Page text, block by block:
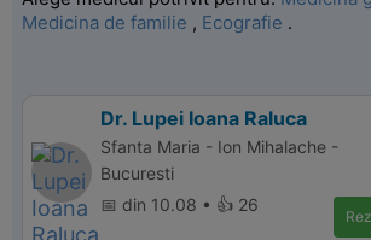
Medicina de familie , Ecografie .
Dr. Lupei Ioana Raluca
Sfanta Maria - Ion Mihalache -
Bucuresti
📅 din 10.08 • 👍 26